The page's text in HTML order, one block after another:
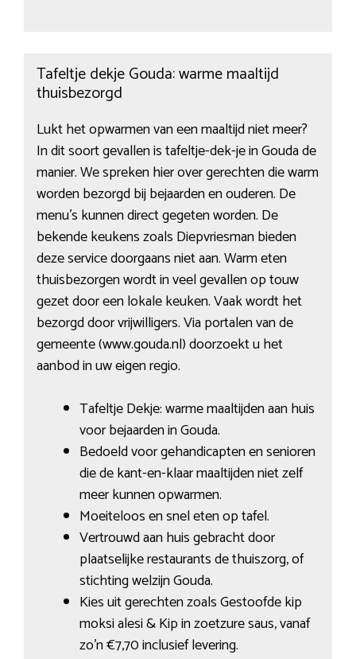
Tafeltje dekje Gouda: warme maaltijd
thuisbezorgd
Lukt het opwarmen van een maaltijd niet meer?
In dit soort gevallen is tafeltje-dek-je in Gouda de
manier. We spreken hier over gerechten die warm
worden bezorgd bij bejaarden en ouderen. De
menu’s kunnen direct gegeten worden. De
bekende keukens zoals Diepvriesman bieden
deze service doorgaans niet aan. Warm eten
thuisbezorgen wordt in veel gevallen op touw
gezet door een lokale keuken. Vaak wordt het
bezorgd door vrijwilligers. Via portalen van de
gemeente (www.gouda.nl) doorzoekt u het
aanbod in uw eigen regio.
Tafeltje Dekje: warme maaltijden aan huis
voor bejaarden in Gouda.
Bedoeld voor gehandicapten en senioren
die de kant-en-klaar maaltijden niet zelf
meer kunnen opwarmen.
Moeiteloos en snel eten op tafel.
Vertrouwd aan huis gebracht door
plaatselijke restaurants de thuiszorg, of
stichting welzijn Gouda.
Kies uit gerechten zoals Gestoofde kip
moksi alesi & Kip in zoetzure saus, vanaf
zo’n €7,70 inclusief levering.